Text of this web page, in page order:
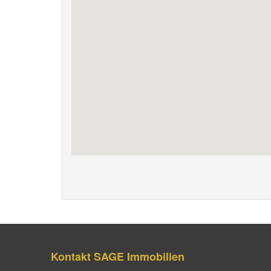
Kontakt SAGE Immobilien